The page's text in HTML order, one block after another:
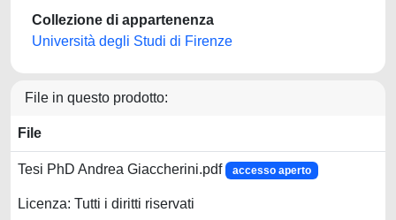
Collezione di appartenenza
Università degli Studi di Firenze
File in questo prodotto:
File
Tesi PhD Andrea Giaccherini.pdf accesso aperto
Licenza: Tutti i diritti riservati